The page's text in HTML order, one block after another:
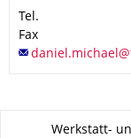
Tel.
Fax
Zu dieser
Werkstatt-